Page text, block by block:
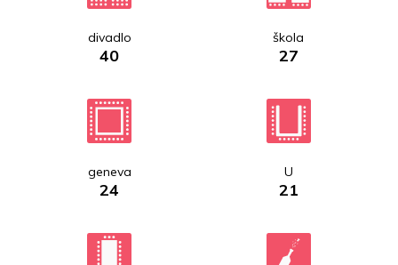
divadlo
40
škola
27
geneva
24
U
21